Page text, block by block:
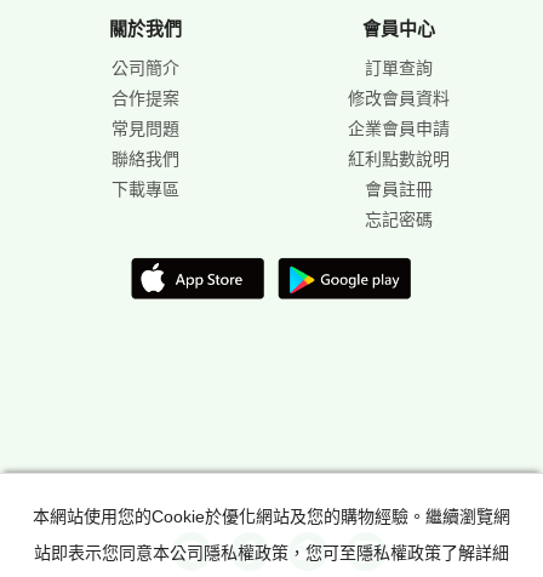
關於我們
公司簡介
合作提案
常見問題
聯絡我們
下載專區
會員中心
訂單查詢
修改會員資料
企業會員申請
紅利點數說明
會員註冊
忘記密碼
本網站使用您的Cookie於優化網站及您的購物經驗。繼續瀏覽網
站即表示您同意本公司隱私權政策，您可至隱私權政策了解詳細